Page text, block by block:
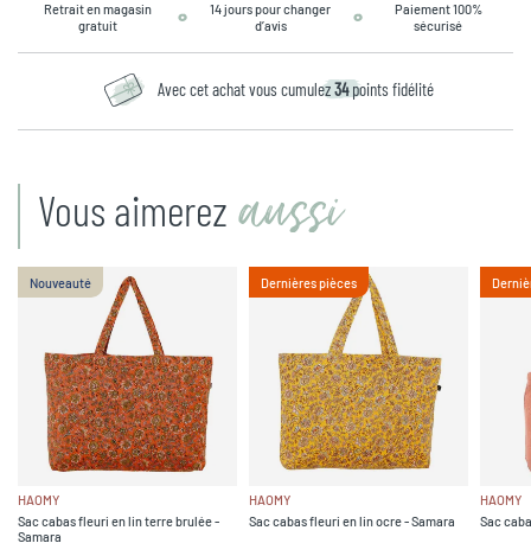
Retrait en magasin
gratuit
14 jours pour changer
d’avis
Paiement 100%
sécurisé
Avec cet achat vous cumulez34 points fidélité
Vous aimerez aussi
Nouveauté
HAOMY
Sac cabas fleuri en lin terre brulée -
Samara
Dernières pièces
HAOMY
Sac cabas fleuri en lin ocre - Samara
HAOMY
Sac